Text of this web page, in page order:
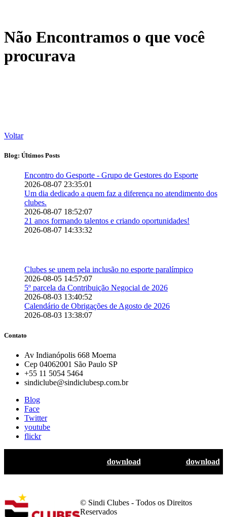
Não Encontramos o que você
procurava
Voltar
Blog: Últimos Posts
Encontro do Gesporte - Grupo de Gestores do Esporte
2026-08-07 23:35:01
Um dia dedicado a quem faz a diferença no atendimento dos
clubes.
2026-08-07 18:52:07
21 anos formando talentos e criando oportunidades!
2026-08-07 14:33:32
Clubes se unem pela inclusão no esporte paralímpico
2026-08-05 14:57:07
5º parcela da Contribuição Negocial de 2026
2026-08-03 13:40:52
Calendário de Obrigações de Agosto de 2026
2026-08-03 13:38:07
Contato
Av Indianópolis 668 Moema
Cep 04062001 São Paulo SP
+55 11 5054 5464
sindiclube@sindiclubesp.com.br
Blog
Face
Twitter
youtube
flickr
download download
© Sindi Clubes - Todos os Direitos
Reservados